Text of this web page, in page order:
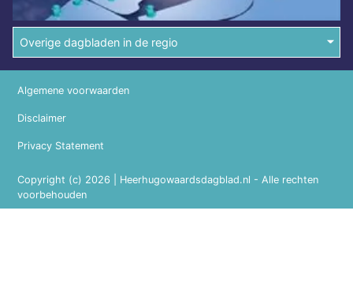
Overige dagbladen in de regio
Copyright (c) 2026 | Heerhugowaardsdagblad.nl - Alle rechten
voorbehouden
Algemene voorwaarden
Disclaimer
Privacy Statement